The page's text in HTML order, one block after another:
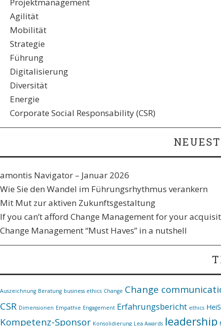
Agilität
Mobilität
Strategie
Führung
Digitalisierung
Diversität
Energie
Corporate Social Responsability (CSR)
amontis Navigator – Januar 2026
Wie Sie den Wandel im Führungsrhythmus verankern​
Mit Mut zur aktiven Zukunftsgestaltung
If you can’t afford Change Management for your
Change Management “Must Haves” in a nutshell
Auszeichnung Beratung business ethics Change Change
CSR Dimensionen Empathie Engagement Erfahrungsbericht ethics
Kompetenz-Sponsor Konsolidierung Lea Awards leadership